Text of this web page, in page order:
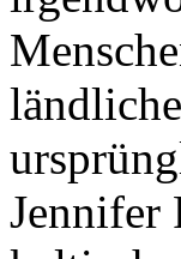
Jennifer